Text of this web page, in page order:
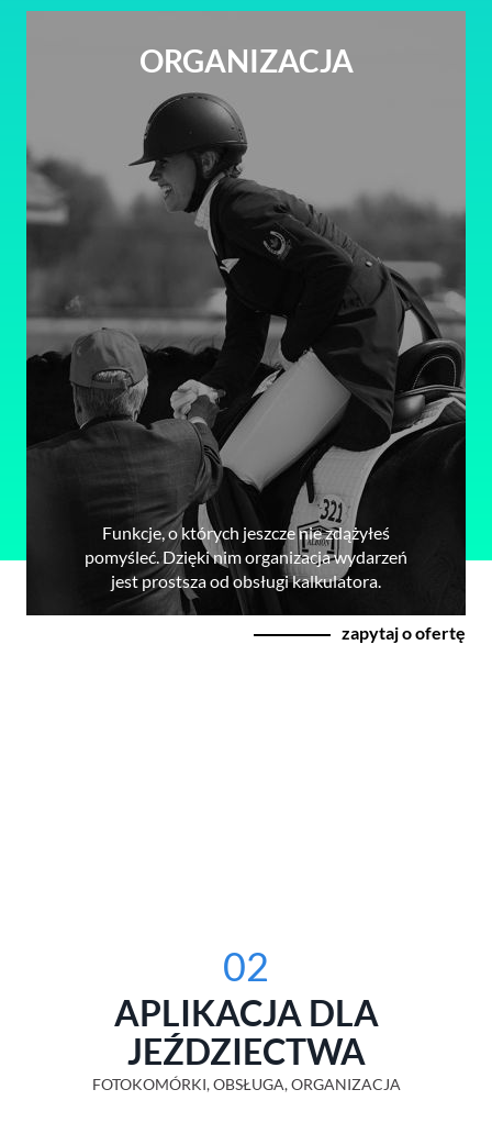
ORGANIZACJA
Funkcje, o których jeszcze nie zdążyłeś
pomyśleć. Dzięki nim organizacja wydarzeń
jest prostsza od obsługi kalkulatora.
zapytaj o ofertę
02
APLIKACJA DLA
JEŹDZIECTWA
FOTOKOMÓRKI, OBSŁUGA, ORGANIZACJA